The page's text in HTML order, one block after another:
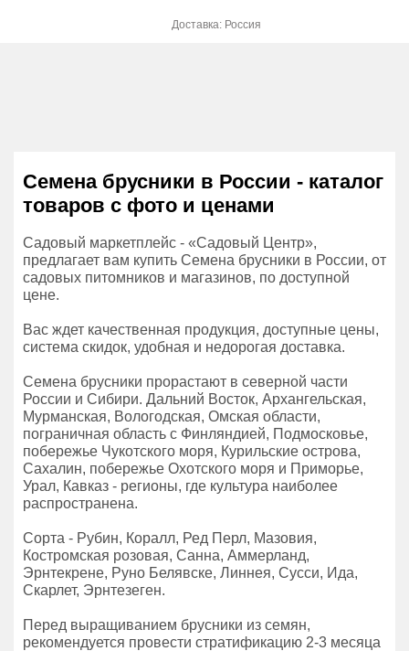
Доставка: Россия
Семена брусники в России - каталог
товаров с фото и ценами
Садовый маркетплейс - «Садовый Центр»,
предлагает вам купить Семена брусники в России, от
садовых питомников и магазинов, по доступной
цене.
Вас ждет качественная продукция, доступные цены,
система скидок, удобная и недорогая доставка.
Семена брусники прорастают в северной части
России и Сибири. Дальний Восток, Архангельская,
Мурманская, Вологодская, Омская области,
пограничная область с Финляндией, Подмосковье,
побережье Чукотского моря, Курильские острова,
Сахалин, побережье Охотского моря и Приморье,
Урал, Кавказ - регионы, где культура наиболее
распространена.
Сорта - Рубин, Коралл, Ред Перл, Мазовия,
Костромская розовая, Санна, Аммерланд,
Эрнтекрене, Руно Белявске, Линнея, Сусси, Ида,
Скарлет, Эрнтезеген.
Перед выращиванием брусники из семян,
рекомендуется провести стратификацию 2-3 месяца